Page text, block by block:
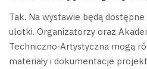
Tak. Na wystawie będą
ulotki. Organizatorzy oraz
Techniczno‑Artystyczna mogą
materiały i dokumentacje